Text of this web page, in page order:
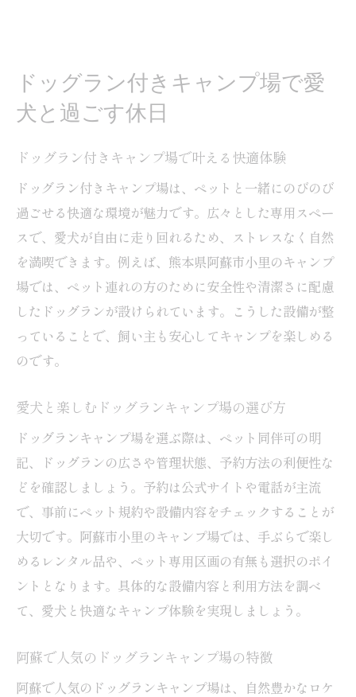
ドッグラン付きキャンプ場で愛
犬と過ごす休日
ドッグラン付きキャンプ場で叶える快適体験
ドッグラン付きキャンプ場は、ペットと一緒にのびのび
過ごせる快適な環境が魅力です。広々とした専用スペー
スで、愛犬が自由に走り回れるため、ストレスなく自然
を満喫できます。例えば、熊本県阿蘇市小里のキャンプ
場では、ペット連れの方のために安全性や清潔さに配慮
したドッグランが設けられています。こうした設備が整
っていることで、飼い主も安心してキャンプを楽しめる
のです。
愛犬と楽しむドッグランキャンプ場の選び方
ドッグランキャンプ場を選ぶ際は、ペット同伴可の明
記、ドッグランの広さや管理状態、予約方法の利便性な
どを確認しましょう。予約は公式サイトや電話が主流
で、事前にペット規約や設備内容をチェックすることが
大切です。阿蘇市小里のキャンプ場では、手ぶらで楽し
めるレンタル品や、ペット専用区画の有無も選択のポイ
ントとなります。具体的な設備内容と利用方法を調べ
て、愛犬と快適なキャンプ体験を実現しましょう。
阿蘇で人気のドッグランキャンプ場の特徴
阿蘇で人気のドッグランキャンプ場は、自然豊かなロケ